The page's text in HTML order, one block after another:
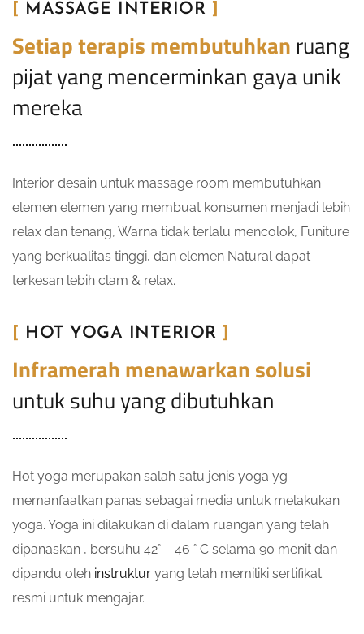
MASSAGE INTERIOR
Setiap terapis membutuhkan ruang
pijat yang mencerminkan gaya unik
mereka
Interior desain untuk massage room membutuhkan
elemen elemen yang membuat konsumen menjadi lebih
relax dan tenang, Warna tidak terlalu mencolok, Funiture
yang berkualitas tinggi, dan elemen Natural dapat
terkesan lebih clam & relax.
HOT YOGA INTERIOR
Inframerah menawarkan solusi
untuk suhu yang dibutuhkan
Hot yoga merupakan salah satu jenis yoga yg
memanfaatkan panas sebagai media untuk melakukan
yoga. Yoga ini dilakukan di dalam ruangan yang telah
dipanaskan , bersuhu 42° – 46 ° C selama 90 menit dan
dipandu oleh instruktur yang telah memiliki sertifikat
resmi untuk mengajar.